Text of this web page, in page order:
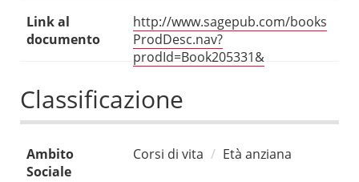
Link al
documento
http://www.sagepub.com/books
ProdDesc.nav?
prodId=Book205331&
Classificazione
Ambito
Sociale
Corsi di vita Età anziana